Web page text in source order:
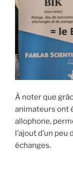
À noter que
animateurs ont
allophone,
l’ajout d’un
échanges.